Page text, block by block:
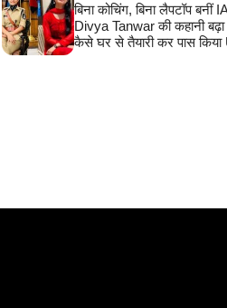
बिना कोचिंग, बिना लैपटॉप बनीं
Divya Tanwar की कहानी
कैसे घर से तैयारी कर पास किया